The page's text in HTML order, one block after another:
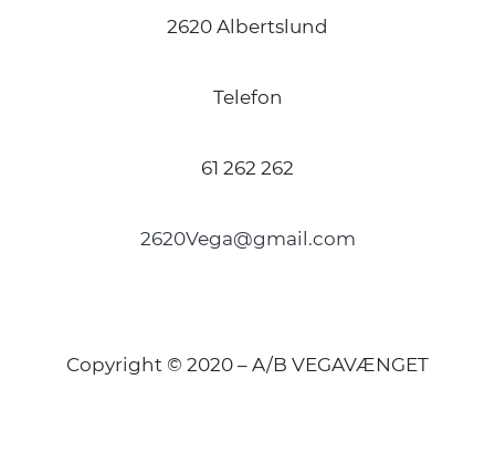
2620 Albertslund
Telefon
61 262 262
2620Vega@gmail.com
Copyright © 2020 – A/B VEGAVÆNGET